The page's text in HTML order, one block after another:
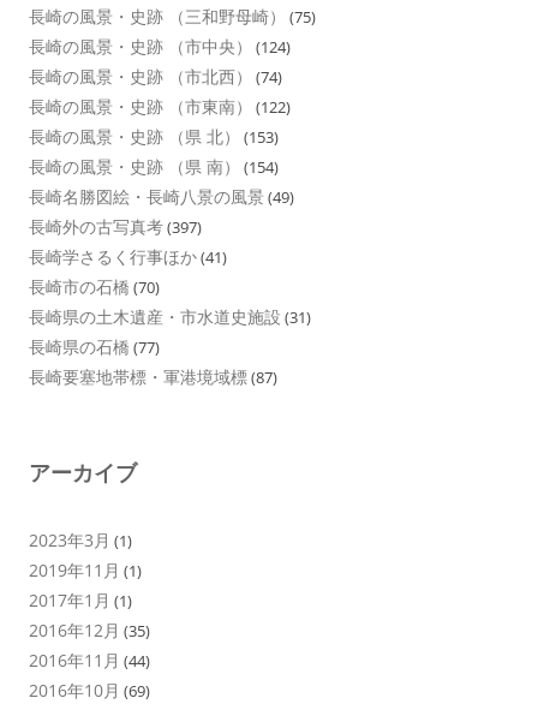
長崎の風景・史跡 （三和野母崎） (75)
長崎の風景・史跡 （市中央） (124)
長崎の風景・史跡 （市北西） (74)
長崎の風景・史跡 （市東南） (122)
長崎の風景・史跡 （県 北） (153)
長崎の風景・史跡 （県 南） (154)
長崎名勝図絵・長崎八景の風景 (49)
長崎外の古写真考(397)
長崎学さるく行事ほか(41)
長崎市の石橋 (70)
長崎県の土木遺産・市水道史施設 (31)
長崎県の石橋 (77)
長崎要塞地帯標・軍港境域標(87)
アーカイブ
2023年3月 (1)
2019年11月 (1)
2017年1月 (1)
2016年12月 (35)
2016年11月 (44)
2016年10月 (69)